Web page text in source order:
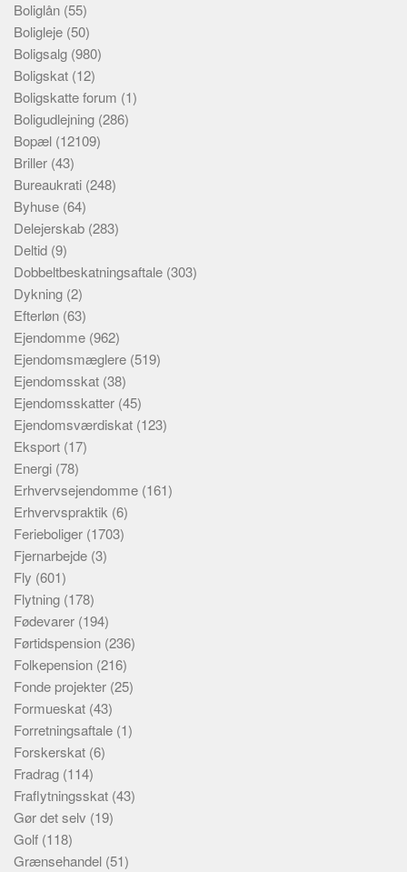
Boliglån (55)
Boligleje (50)
Boligsalg (980)
Boligskat (12)
Boligskatte forum (1)
Boligudlejning (286)
Bopæl (12109)
Briller (43)
Bureaukrati (248)
Byhuse (64)
Delejerskab (283)
Deltid (9)
Dobbeltbeskatningsaftale (303)
Dykning (2)
Efterløn (63)
Ejendomme (962)
Ejendomsmæglere (519)
Ejendomsskat (38)
Ejendomsskatter (45)
Ejendomsværdiskat (123)
Eksport (17)
Energi (78)
Erhvervsejendomme (161)
Erhvervspraktik (6)
Ferieboliger (1703)
Fjernarbejde (3)
Fly (601)
Flytning (178)
Fødevarer (194)
Førtidspension (236)
Folkepension (216)
Fonde projekter (25)
Formueskat (43)
Forretningsaftale (1)
Forskerskat (6)
Fradrag (114)
Fraflytningsskat (43)
Gør det selv (19)
Golf (118)
Grænsehandel (51)